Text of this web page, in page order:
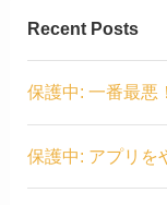
Recent Posts
保護中: 一番最悪
保護中: アプリを